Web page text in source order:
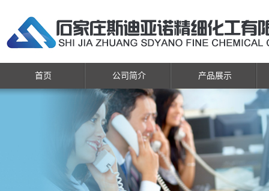
首页 公司简介 产品展示